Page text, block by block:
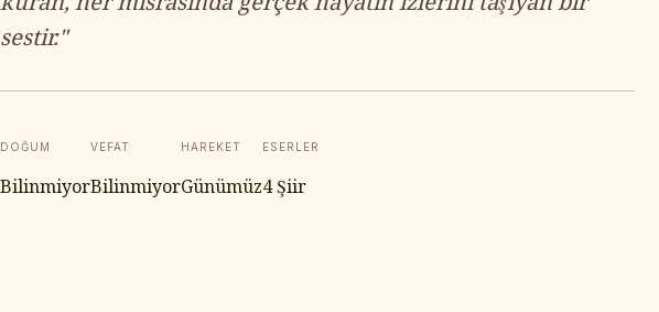
sestir."
DOĞUM
Bilinmiyor
VEFAT
Bilinmiyor
HAREKET
Günümüz
ESERLER
4 Şiir